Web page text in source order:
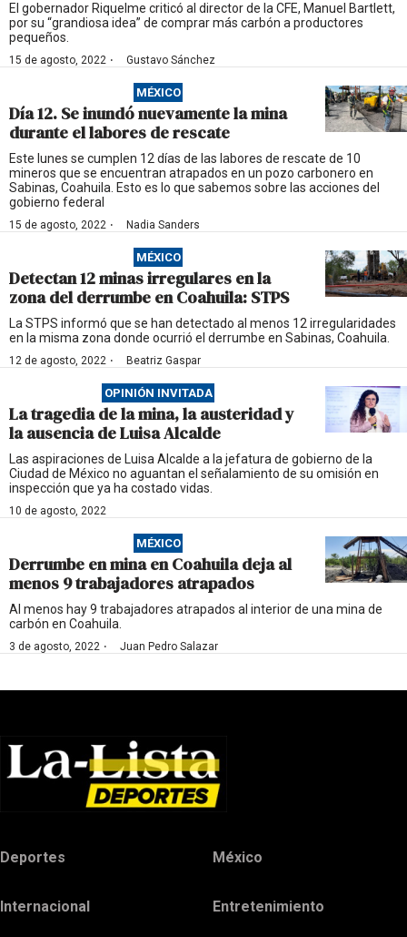
El gobernador Riquelme criticó al director de la CFE, Manuel Bartlett,
por su “grandiosa idea” de comprar más carbón a productores
pequeños.
15 de agosto, 2022 · Gustavo Sánchez
MÉXICO
Día 12. Se inundó nuevamente la mina
durante el labores de rescate
Este lunes se cumplen 12 días de las labores de rescate de 10
mineros que se encuentran atrapados en un pozo carbonero en
Sabinas, Coahuila. Esto es lo que sabemos sobre las acciones del
gobierno federal
15 de agosto, 2022 · Nadia Sanders
MÉXICO
Detectan 12 minas irregulares en la
zona del derrumbe en Coahuila: STPS
La STPS informó que se han detectado al menos 12 irregularidades
en la misma zona donde ocurrió el derrumbe en Sabinas, Coahuila.
12 de agosto, 2022 · Beatriz Gaspar
OPINIÓN INVITADA
La tragedia de la mina, la austeridad y
la ausencia de Luisa Alcalde
Las aspiraciones de Luisa Alcalde a la jefatura de gobierno de la
Ciudad de México no aguantan el señalamiento de su omisión en
inspección que ya ha costado vidas.
10 de agosto, 2022
MÉXICO
Derrumbe en mina en Coahuila deja al
menos 9 trabajadores atrapados
Al menos hay 9 trabajadores atrapados al interior de una mina de
carbón en Coahuila.
3 de agosto, 2022 · Juan Pedro Salazar
Deportes México
Internacional Entretenimiento